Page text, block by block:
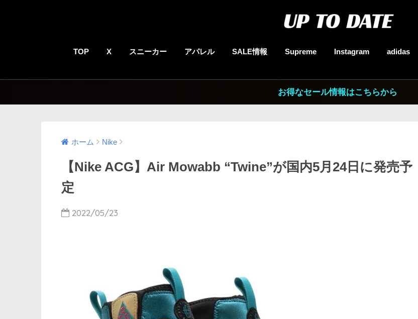
TOP X スニーカー アパレル SALE情報 Supreme Instagram adidas
お得なセール情報はこちらから
ホーム Nike
【Nike ACG】Air Mowabb “Twine”が国内5月24日に発売予
定
2022/05/23